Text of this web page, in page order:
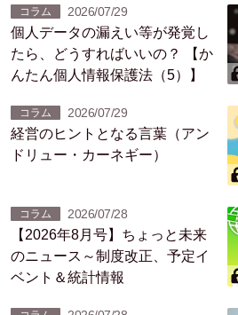
コラム 2026/07/29
個人データの漏えい等が発覚し
たら、どうすればいいの？ 【か
んたん個人情報保護法（5）】
コラム 2026/07/29
経営のヒントとなる言葉（アン
ドリュー・カーネギー）
コラム 2026/07/28
【2026年8月号】ちょっと未来
のニュース～制度改正、予定イ
ベント＆統計情報